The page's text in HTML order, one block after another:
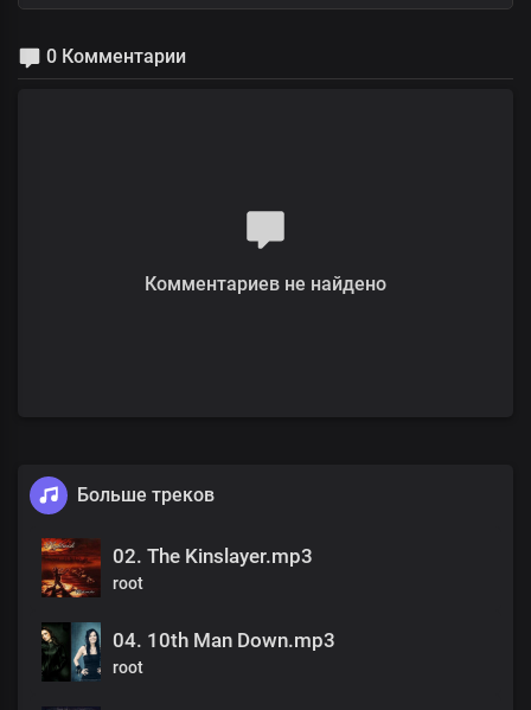
0 Комментарии
Комментариев не найдено
Больше треков
02. The Kinslayer.mp3
root
04. 10th Man Down.mp3
root